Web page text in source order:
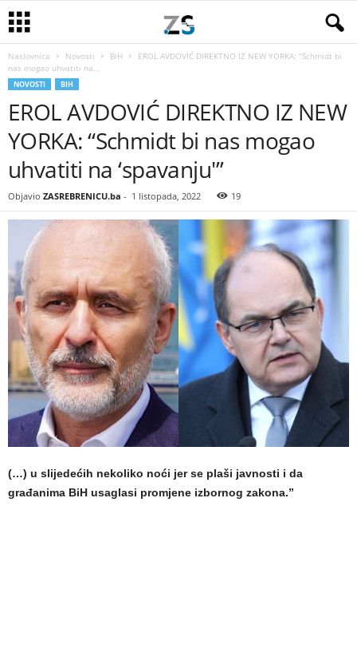
Naslovnica Novosti BiH
EROL AVDOVIĆ DIREKTNO IZ NEW YORKA: “Schmidt bi
nas mogao uhvatiti na...
NOVOSTI BIH
EROL AVDOVIĆ DIREKTNO IZ NEW
YORKA: “Schmidt bi nas mogao
uhvatiti na ‘spavanju'”
Objavio ZASREBRENICU.ba - 1 listopada, 2022 19
(…) u slijedećih nekoliko noći jer se plaši javnosti i da
građanima BiH usaglasi promjene izbornog zakona.”